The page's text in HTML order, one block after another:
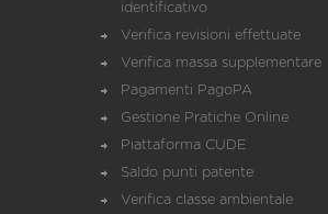
identificativo
Verifica revisioni effettuate
Verifica massa supplementare
Pagamenti PagoPA
Gestione Pratiche Online
Piattaforma CUDE
Saldo punti patente
Verifica classe ambientale